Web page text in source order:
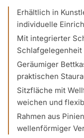
Erhältlich in
individuelle
Mit integrierter
Schlafgelegenheit
Geräumiger
praktischen
Sitzfläche mit
weichen und
Rahmen aus
wellenförmiger